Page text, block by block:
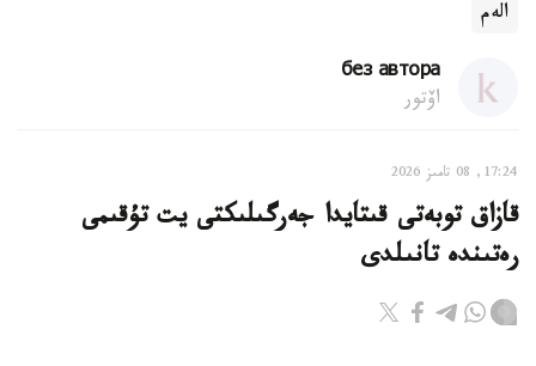
الەم
без автора
اۆتور
17:24, 08 تامىز 2026
قازاق توبەتى قىتايدا جەرگىلىكتى يت تۇقىمى
رەتىندە تانىلدى